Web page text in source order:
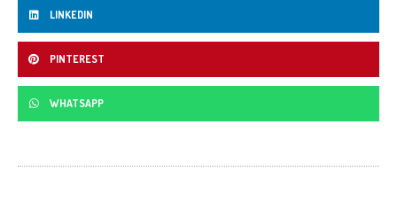
LINKEDIN
PINTEREST
WHATSAPP